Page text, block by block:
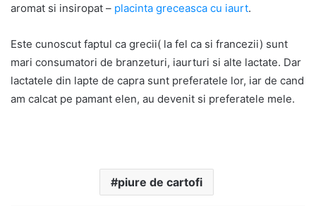
aromat si insiropat – placinta greceasca cu iaurt.
Este cunoscut faptul ca grecii( la fel ca si francezii) sunt
mari consumatori de branzeturi, iaurturi si alte lactate. Dar
lactatele din lapte de capra sunt preferatele lor, iar de cand
am calcat pe pamant elen, au devenit si preferatele mele.
piure de cartofi